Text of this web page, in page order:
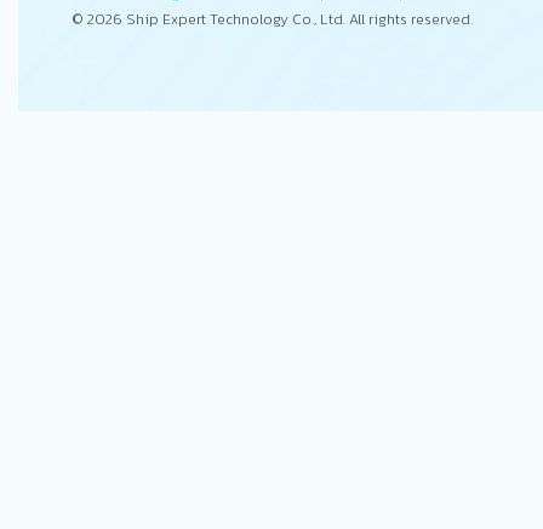
© 2026 Ship Expert Technology Co., Ltd. All rights reserved.